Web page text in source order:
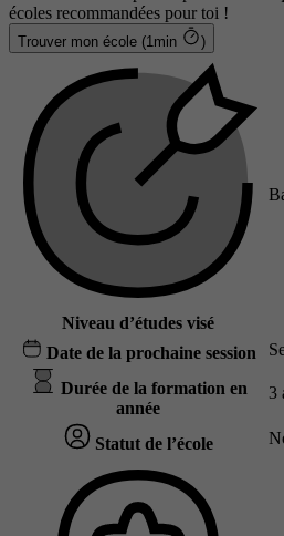
écoles recommandées pour toi !
Trouver mon école (1min )
Niveau d’études visé
Date de la prochaine session
Durée de la formation en
année
3
Statut de l’école